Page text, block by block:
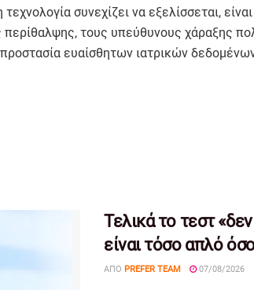
συνεχίζει να εξελίσσεται,
περίθαλψης, τους υπεύθυνους χάραξης
ευαίσθητων ιατρικών
Τελικά το τεστ
είναι τόσο απλό
ΑΠΌ PREFER TEAM 07/08/2026